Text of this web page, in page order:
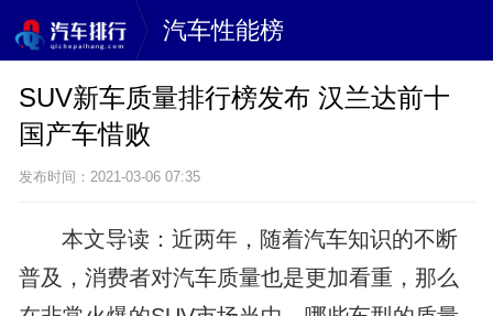
汽车性能榜
SUV新车质量排行榜发布 汉兰达前十
国产车惜败
发布时间：2021-03-06 07:35
本文导读：近两年，随着汽车知识的不断
普及，消费者对汽车质量也是更加看重，那么